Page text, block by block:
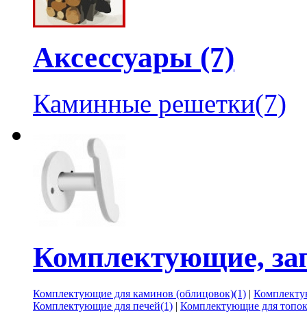
Аксессуары (7)
Каминные решетки(7)
Комплектующие,
Комплектующие для каминов (облицовок)(1) |
Комплектующие для печей(1) | Комплектующие для